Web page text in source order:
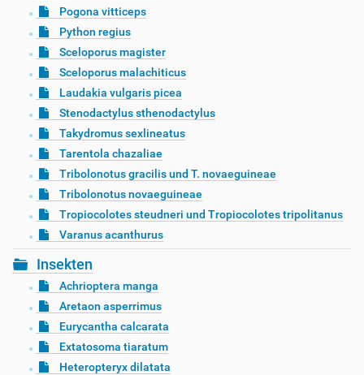
Pogona vitticeps
Python regius
Sceloporus magister
Sceloporus malachiticus
Laudakia vulgaris picea
Stenodactylus sthenodactylus
Takydromus sexlineatus
Tarentola chazaliae
Tribolonotus gracilis und T. novaeguineae
Tribolonotus novaeguineae
Tropiocolotes steudneri und Tropiocolotes tripolitanus
Varanus acanthurus
Insekten
Achrioptera manga
Aretaon asperrimus
Eurycantha calcarata
Extatosoma tiaratum
Heteropteryx dilatata